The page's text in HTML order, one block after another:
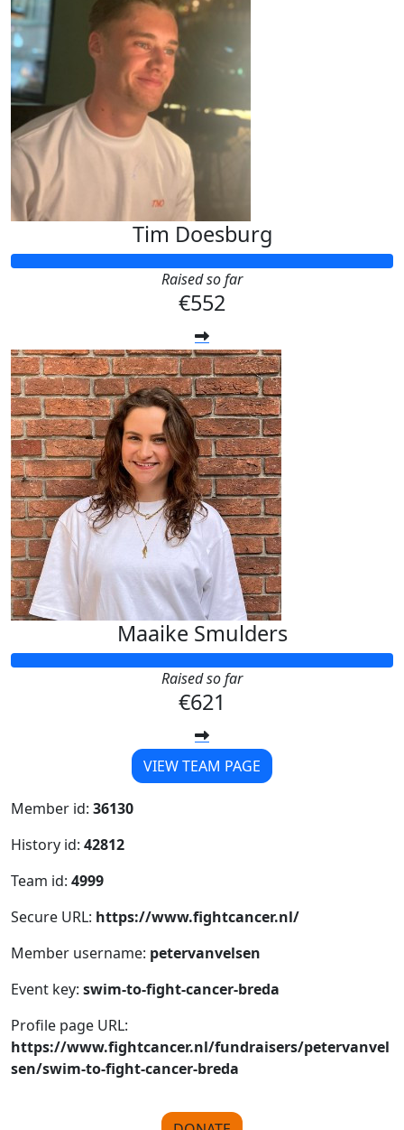
Tim Doesburg
Raised so far
€552
Maaike Smulders
Raised so far
€621
VIEW TEAM PAGE
Member id: 36130
History id: 42812
Team id: 4999
Secure URL: https://www.fightcancer.nl/
Member username: petervanvelsen
Event key: swim-to-fight-cancer-breda
Profile page URL:
https://www.fightcancer.nl/fundraisers/petervanvel
sen/swim-to-fight-cancer-breda